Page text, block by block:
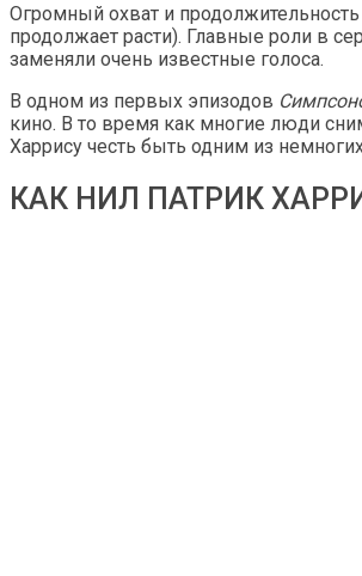
Огромный охват и продолжительность
продолжает расти). Главные роли в
заменяли очень известные голоса.
В одном из первых эпизодов
кино. В то время как многие люди
Харрису честь быть одним из
КАК НИЛ ПАТРИК